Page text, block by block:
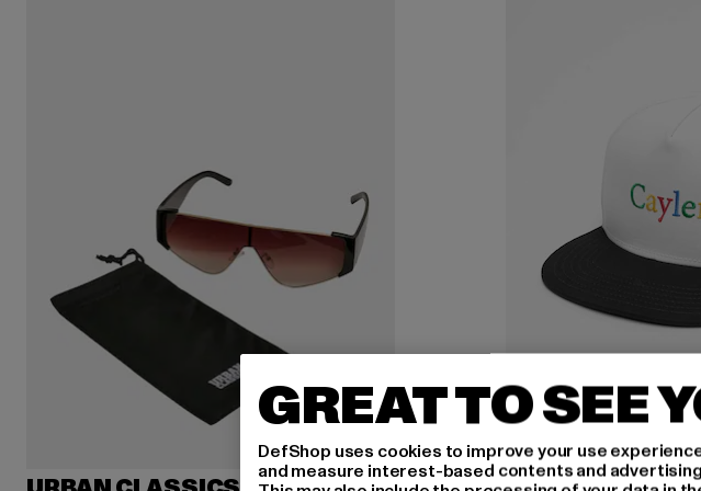
CAYLER & SONS
WL Search N Destroy
GREAT TO SEE
DefShop uses cookies to improve your use
and measure interest-based contents and